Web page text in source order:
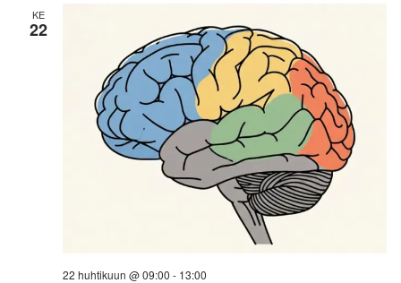
KE
22
22 huhtikuun @ 09:00 - 13:00